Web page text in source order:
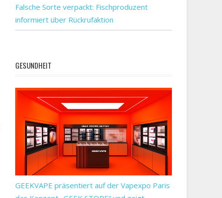
Falsche Sorte verpackt: Fischproduzent
informiert über Rückrufaktion
GESUNDHEIT
GEEKVAPE präsentiert auf der Vapexpo Paris